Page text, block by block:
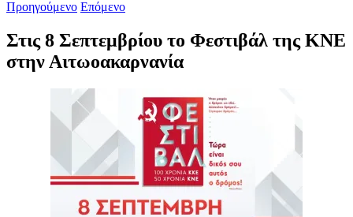
Προηγούμενο Επόμενο
Στις 8 Σεπτεμβρίου το Φεστιβάλ της ΚΝΕ
στην Αιτωοακαρνανία